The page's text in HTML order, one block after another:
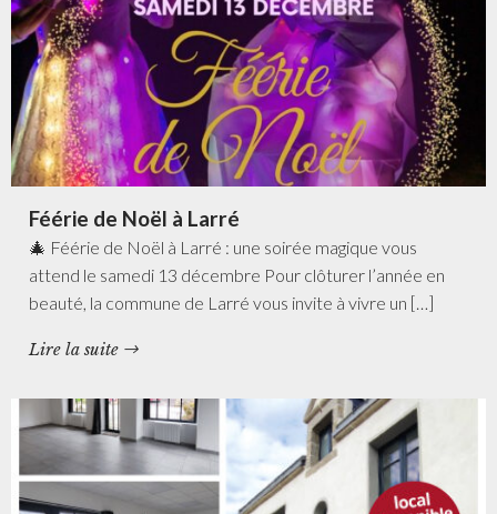
Féérie de Noël à Larré
🎄 Féérie de Noël à Larré : une soirée magique vous
attend le samedi 13 décembre Pour clôturer l’année en
beauté, la commune de Larré vous invite à vivre un […]
Lire la suite